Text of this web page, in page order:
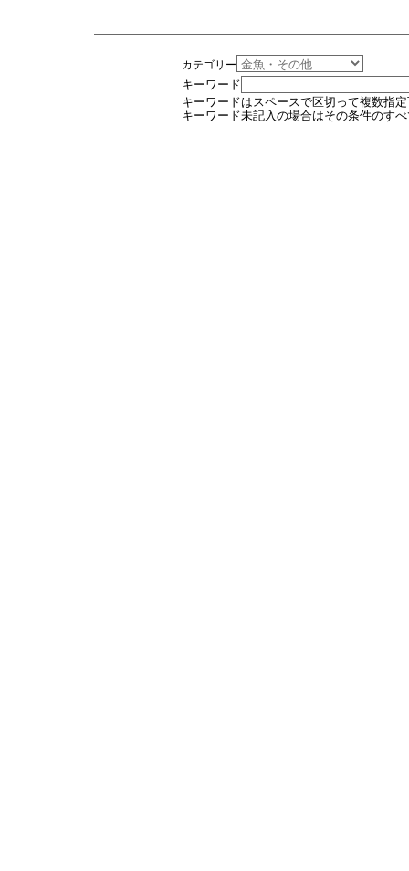
カテゴリー
キーワード
キーワードはスペースで区切って複数指
キーワード未記入の場合はその条件のす